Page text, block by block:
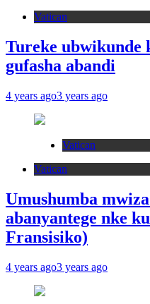
Vatican
Tureke ubwikunde
gufasha abandi
4 years ago3 years ago
Vatican
Vatican
Umushumba
abanyantege nke
Fransisiko)
4 years ago3 years ago